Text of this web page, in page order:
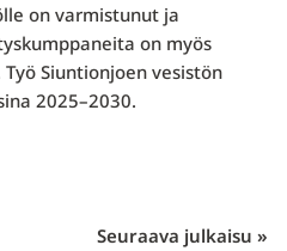
on varmistunut ja
on myös
Siuntionjoen vesistön
2025–2030.
Seuraava julkaisu »